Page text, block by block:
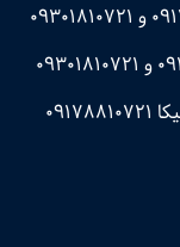
و 09301810721
و 09301810721